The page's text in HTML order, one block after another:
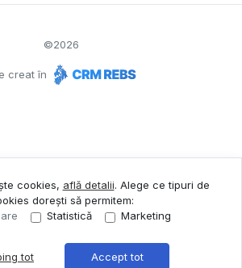
Solicită vizionare
©2026
creat în
cookies, află detalii. Alege ce tipuri de
dorești să permitem:
Statistică Marketing
tot Accept tot